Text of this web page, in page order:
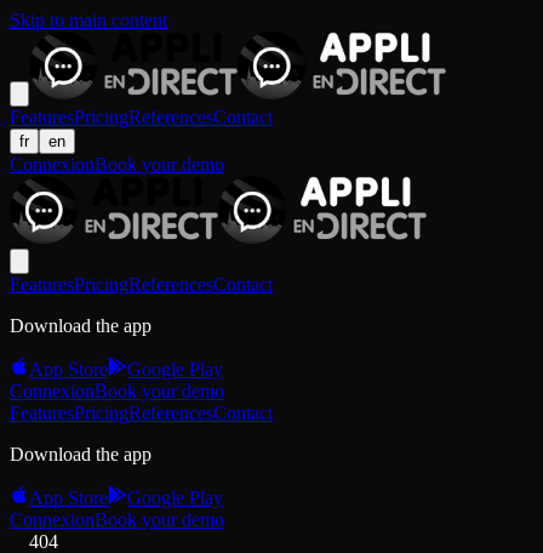
Skip to main content
FeaturesPricingReferencesContact
fr en
ConnexionBook your demo
FeaturesPricingReferencesContact
Download the app
App Store
Google Play
ConnexionBook your demo
FeaturesPricingReferencesContact
Download the app
App Store
Google Play
ConnexionBook your demo
404